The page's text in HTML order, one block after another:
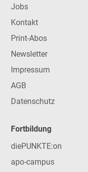
Jobs
Kontakt
Print-Abos
Newsletter
Impressum
AGB
Datenschutz
Fortbildung
diePUNKTE:on
apo-campus